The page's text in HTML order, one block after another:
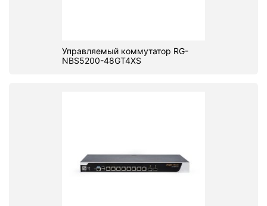
Управляемый коммутатор RG-
NBS5200-48GT4XS